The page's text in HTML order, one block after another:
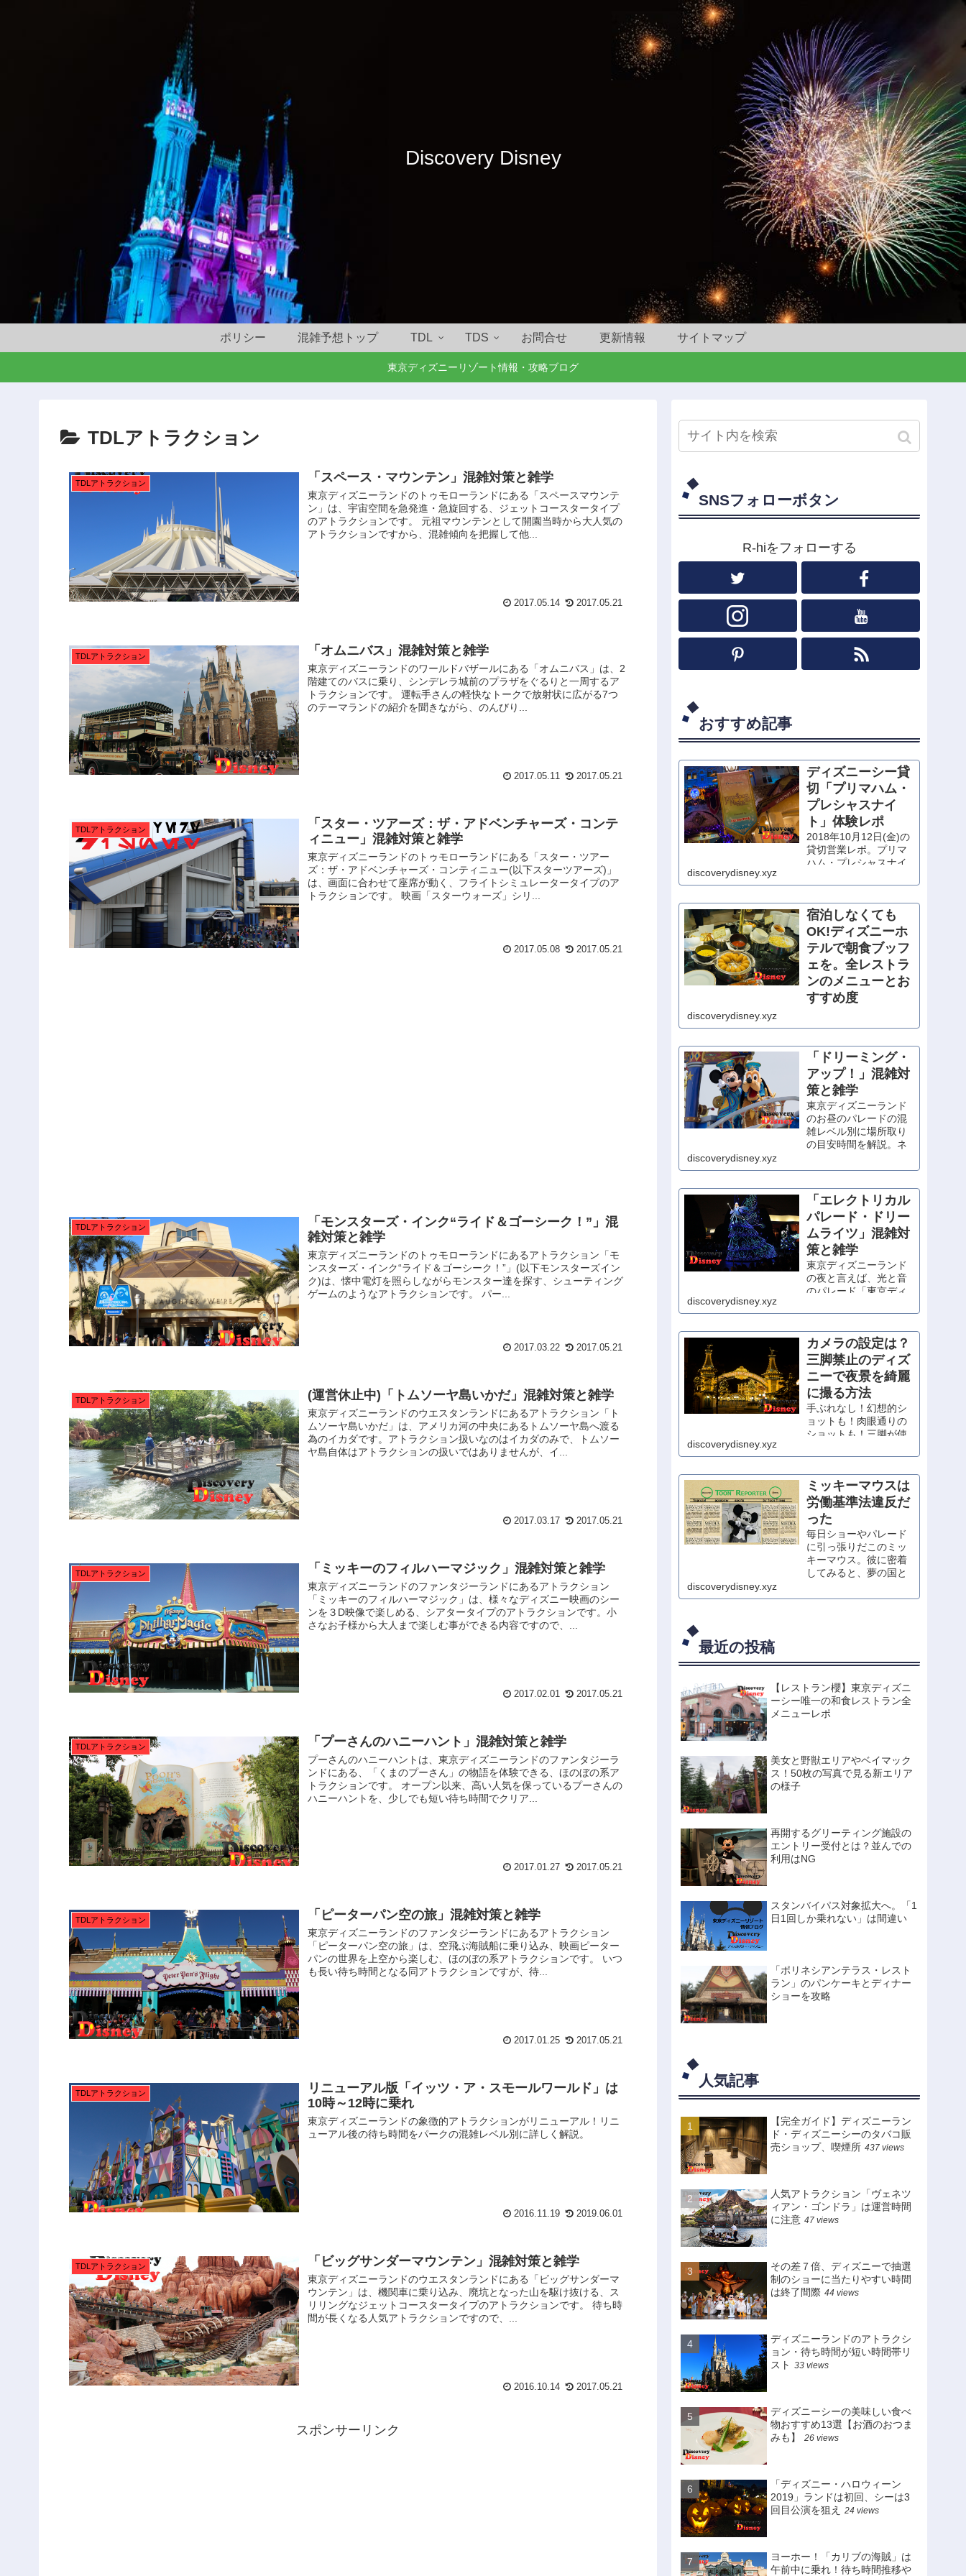
Discovery Disney
ポリシー 混雑予想トップ TDL TDS お問合せ 更新情報 サイトマップ
東京ディズニーリゾート情報・攻略ブログ
TDLアトラクション
TDLアトラクション 「スペース・マウンテン」混雑対策と雑学
東京ディズニーランドのトゥモローランドにある「スペースマウンテ
ン」は、宇宙空間を急発進・急旋回する、ジェットコースタータイプ
のアトラクションです。 元祖マウンテンとして開園当時から大人気の
アトラクションですから、混雑傾向を把握して他...
2017.05.14 2017.05.21
TDLアトラクション 「オムニバス」混雑対策と雑学
東京ディズニーランドのワールドバザールにある「オムニバス」は、2
階建てのバスに乗り、シンデレラ城前のプラザをぐるりと一周するア
トラクションです。 運転手さんの軽快なトークで放射状に広がる7つ
のテーマランドの紹介を聞きながら、のんびり...
2017.05.11 2017.05.21
TDLアトラクション
「スター・ツアーズ：ザ・アドベンチャーズ・コンテ
ィニュー」混雑対策と雑学
東京ディズニーランドのトゥモローランドにある「スター・ツアー
ズ：ザ・アドベンチャーズ・コンティニュー(以下スターツアーズ)」
は、画面に合わせて座席が動く、フライトシミュレータータイプのア
トラクションです。 映画「スターウォーズ」シリ...
2017.05.08 2017.05.21
TDLアトラクション
「モンスターズ・インク“ライド＆ゴーシーク！”」混
雑対策と雑学
東京ディズニーランドのトゥモローランドにあるアトラクション「モ
ンスターズ・インク“ライド＆ゴーシーク！”」(以下モンスターズイン
ク)は、懐中電灯を照らしながらモンスター達を探す、シューティング
ゲームのようなアトラクションです。 パー...
2017.03.22 2017.05.21
TDLアトラクション (運営休止中)「トムソーヤ島いかだ」混雑対策と雑学
東京ディズニーランドのウエスタンランドにあるアトラクション「ト
ムソーヤ島いかだ」は、アメリカ河の中央にあるトムソーヤ島へ渡る
為のイカダです。アトラクション扱いなのはイカダのみで、トムソー
ヤ島自体はアトラクションの扱いではありませんが、イ...
2017.03.17 2017.05.21
TDLアトラクション 「ミッキーのフィルハーマジック」混雑対策と雑学
東京ディズニーランドのファンタジーランドにあるアトラクション
「ミッキーのフィルハーマジック」は、様々なディズニー映画のシー
ンを３D映像で楽しめる、シアタータイプのアトラクションです。小
さなお子様から大人まで楽しむ事ができる内容ですので、...
2017.02.01 2017.05.21
TDLアトラクション 「プーさんのハニーハント」混雑対策と雑学
プーさんのハニーハントは、東京ディズニーランドのファンタジーラ
ンドにある、「くまのプーさん」の物語を体験できる、ほのぼの系ア
トラクションです。 オープン以来、高い人気を保っているプーさんの
ハニーハントを、少しでも短い待ち時間でクリア...
2017.01.27 2017.05.21
TDLアトラクション 「ピーターパン空の旅」混雑対策と雑学
東京ディズニーランドのファンタジーランドにあるアトラクション
「ピーターパン空の旅」は、空飛ぶ海賊船に乗り込み、映画ピーター
パンの世界を上空から楽しむ、ほのぼの系アトラクションです。 いつ
も長い待ち時間となる同アトラクションですが、待...
2017.01.25 2017.05.21
TDLアトラクション
リニューアル版「イッツ・ア・スモールワールド」は
10時～12時に乗れ
東京ディズニーランドの象徴的アトラクションがリニューアル！リニ
ューアル後の待ち時間をパークの混雑レベル別に詳しく解説。
2016.11.19 2019.06.01
TDLアトラクション 「ビッグサンダーマウンテン」混雑対策と雑学
東京ディズニーランドのウエスタンランドにある「ビッグサンダーマ
ウンテン」は、機関車に乗り込み、廃坑となった山を駆け抜ける、ス
リリングなジェットコースタータイプのアトラクションです。 待ち時
間が長くなる人気アトラクションですので、...
2016.10.14 2017.05.21
スポンサーリンク
SNSフォローボタン
R-hiをフォローする
おすすめ記事
ディズニーシー貸
切「プリマハム・
プレシャスナイ
ト」体験レポ
2018年10月12日(金)の
貸切営業レポ。プリマ
ハム・プレシャスナイ
いっきり堪能してきま
した！
discoverydisney.xyz
宿泊しなくても
OK!ディズニーホ
テルで朝食ブッフ
ェを。全レストラ
ンのメニューとお
すすめ度
トランが少ない東京デ
優雅にホテル朝食を。
シェフ・ミッキー以外
は宿泊者以外も利用可
能なので、予約無しの
当日利用もOK！
discoverydisney.xyz
「ドリーミング・
アップ！」混雑対
策と雑学
東京ディズニーランド
のお昼のパレードの混
雑レベル別に場所取り
の目安時間を解説。ネ
ぜた内容紹介もあり。
discoverydisney.xyz
「エレクトリカル
パレード・ドリー
ムライツ」混雑対
策と雑学
東京ディズニーランド
の夜と言えば、光と音
のパレード「東京ディ
トリカルパレード・ド
リームライツ」が大人
気です。混雑必至のパ
レードですが、うまく
立ち回って、東京ディ
ズニーランドでの１日
の締めに、ぜひ観賞し
たいですね。
…
discoverydisney.xyz
カメラの設定は？
三脚禁止のディズ
ニーで夜景を綺麗
に撮る方法
手ぶれなし！幻想的シ
ョットも！肉眼通りの
ショットも！三脚が使
綺麗な撮り方と、カメ
ラの基礎知識を分かり
やすく解説。
discoverydisney.xyz
ミッキーマウスは
労働基準法違反だ
った
毎日ショーやパレード
に引っ張りだこのミッ
キーマウス。彼に密着
してみると、夢の国と
件が明らかに。ミッキ
discoverydisney.xyz
最近の投稿
【レストラン櫻】東京ディズニ
ーシー唯一の和食レストラン全
メニューレポ
美女と野獣エリアやベイマック
ス！50枚の写真で見る新エリア
の様子
再開するグリーティング施設の
エントリー受付とは？並んでの
利用はNG
スタンバイパス対象拡大へ。「1
日1回しか乗れない」は間違い
「ポリネシアンテラス・レスト
ラン」のパンケーキとディナー
ショーを攻略
人気記事
【完全ガイド】ディズニーラン
ド・ディズニーシーのタバコ販
売ショップ、喫煙所 437 views
人気アトラクション「ヴェネツ
ィアン・ゴンドラ」は運営時間
に注意 47 views
その差７倍、ディズニーで抽選
制のショーに当たりやすい時間
は終了間際 44 views
ディズニーランドのアトラクシ
ョン・待ち時間が短い時間帯リ
スト
33 views
ディズニーシーの美味しい食べ
物おすすめ13選【お酒のおつま
みも】
26 views
「ディズニー・ハロウィーン
2019」ランドは初回、シーは3
回目公演を狙え
24 views
ヨーホー！「カリブの海賊」は
午前中に乗れ！待ち時間推移や